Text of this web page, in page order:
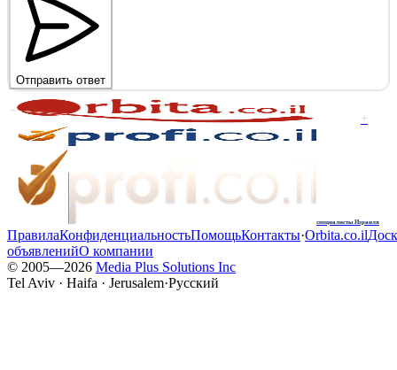
Отправить ответ
+
специалисты Израиля
ПравилаКонфиденциальностьПомощьКонтакты·Orbita.co.il
объявленийО компании
© 2005—2026 Media Plus Solutions Inc
Tel Aviv · Haifa · Jerusalem·Русский